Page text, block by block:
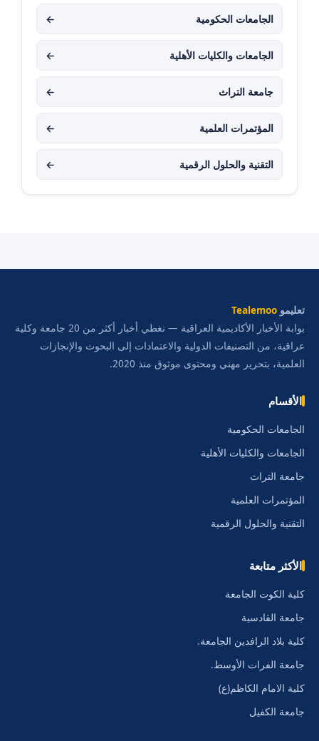
الجامعات الحكومية ←
الجامعات والكليات الأهلية ←
جامعة التراث ←
المؤتمرات العلمية ←
التقنية والحلول الرقمية ←
تعليمو Tealemoo
بوابة الأخبار الأكاديمية العراقية — نغطي أخبار أكثر من 20 جامعة وكلية
عراقية، من التصنيفات الدولية والاعتمادات إلى البحوث والإنجازات
العلمية، بتحرير مهني ومحتوى موثوق منذ 2020.
الأقسام
الجامعات الحكومية
الجامعات والكليات الأهلية
جامعة التراث
المؤتمرات العلمية
التقنية والحلول الرقمية
الأكثر متابعة
كلية الكوت الجامعة
جامعة القادسية
كلية بلاد الرافدين الجامعة.
جامعة الفرات الأوسط.
كلية الامام الكاظم(ع)
جامعة الكفيل